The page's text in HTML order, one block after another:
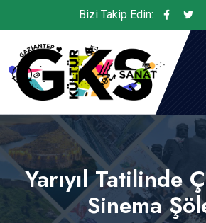
Bizi Takip Edin:
Yarıyıl Tatilinde
Sinema